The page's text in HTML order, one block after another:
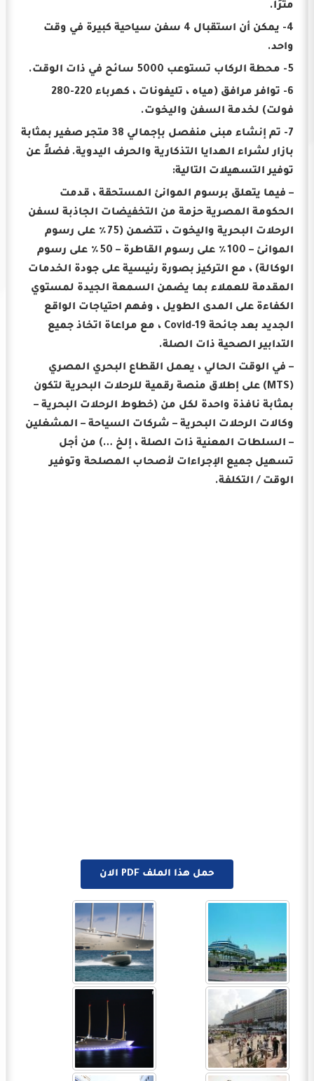
مترًا.
4- يمكن أن استقبال 4 سفن سياحية كبيرة في وقت
واحد.
5- محطة الركاب تستوعب 5000 سائح في ذات الوقت.
6- توافر مرافق (مياه ، تليفونات ، كهرباء 220-280
فولت) لخدمة السفن واليخوت.
7- تم إنشاء مبنى منفصل بإجمالي 38 متجر صغير بمثابة
بازار لشراء الهدايا التذكارية والحرف اليدوية. فضلاً عن
توفير التسهيلات التالية:
– فيما يتعلق برسوم الموانئ المستحقة ، قدمت
الحكومة المصرية حزمة من التخفيضات الجاذبة لسفن
الرحلات البحرية واليخوت ، تتضمن (75٪ على رسوم
الموانئ – 100٪ على رسوم القاطرة – 50٪ على رسوم
الوكالة) ، مع التركيز بصورة رئيسية على جودة الخدمات
المقدمة للعملاء بما يضمن السمعة الجيدة لمستوي
الكفاءة على المدى الطويل ، وفهم احتياجات الواقع
الجديد بعد جائحة Covid-19 ، مع مراعاة اتخاذ جميع
التدابير الصحية ذات الصلة.
– في الوقت الحالي ، يعمل القطاع البحري المصري
(MTS) على إطلاق منصة رقمية للرحلات البحرية لتكون
بمثابة نافذة واحدة لكل من (خطوط الرحلات البحرية –
وكالات الرحلات البحرية – شركات السياحة – المشغلين
– السلطات المعنية ذات الصلة ، إلخ …) من أجل
تسهيل جميع الإجراءات لأصحاب المصلحة وتوفير
الوقت / التكلفة.
حمل هذا الملف PDF الان